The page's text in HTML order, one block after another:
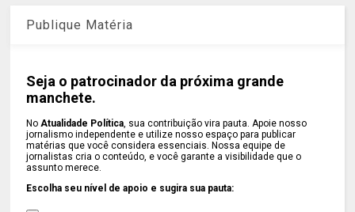
Publique Matéria
Seja o patrocinador da próxima grande
manchete.
No Atualidade Política , sua contribuição vira pauta. Apoie nosso
jornalismo independente e utilize nosso espaço para publicar
matérias que você considera essenciais. Nossa equipe de
jornalistas cria o conteúdo, e você garante a visibilidade que o
assunto merece.
Escolha seu nível de apoio e sugira sua pauta: